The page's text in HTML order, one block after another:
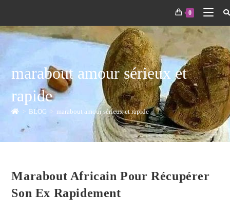
0
marabout amour sérieux et
rapide
> BLOG > marabout amour sérieux et rapide
Marabout Africain Pour Récupérer
Son Ex Rapidement